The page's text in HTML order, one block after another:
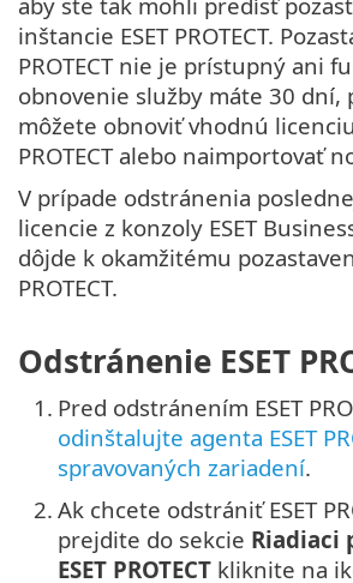
inštancie ESET PROTECT.
PROTECT nie je prístupný ani
obnovenie služby máte 30 dní,
môžete obnoviť vhodnú licenciu
PROTECT alebo naimportovať
V prípade odstránenia
licencie z konzoly ESET
dôjde k okamžitému
PROTECT.
Odstránenie ESET
1. Pred odstránením ESET
odinštalujte agenta ESET
spravovaných zariadení.
2. Ak chcete odstrániť ESET
prejdite do sekcie Riadiaci
ESET PROTECT kliknite na